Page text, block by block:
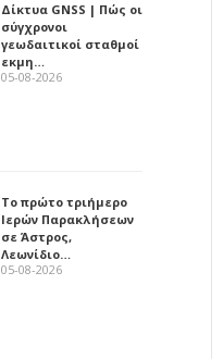
Δίκτυα GNSS | Πώς οι
σύγχρονοι
γεωδαιτικοί σταθμοί
εκμη…
05-08-2026
Το πρώτο τριήμερο
Ιερών Παρακλήσεων
σε Άστρος,
Λεωνίδιο…
05-08-2026